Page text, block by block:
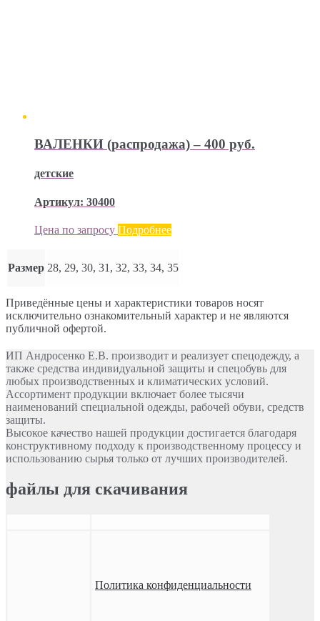
ВАЛЕНКИ (распродажа) – 400 руб.
детские
Артикул: 30400
Цена по запросу Подробнее
Размер 28, 29, 30, 31, 32, 33, 34, 35
Приведённые цены и характеристики товаров носят
исключительно ознакомительный характер и не являются
публичной офертой.
ИП Андросенко Е.В. производит и реализует спецодежду, а
также средства индивидуальной защиты и спецобувь для
любых производственных и климатических условий.
Ассортимент продукции включает более тысячи
наименований специальной одежды, рабочей обуви, средств
защиты.
Высокое качество нашей продукции достигается благодаря
конструктивному подходу к производственному процессу и
использованию сырья только от лучших производителей.
файлы для скачивания
Политика конфиденциальности